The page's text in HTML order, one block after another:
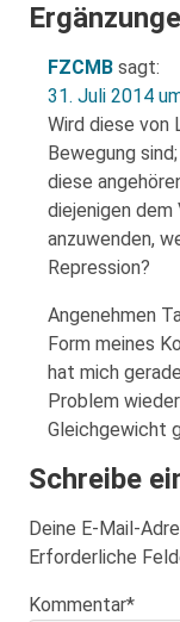
FZCMB sagt:
31. Juli 2014
Wird diese von
Bewegung
diese
diejenigen
anzuwenden,
Repression?
Angenehmen
Form meines
hat mich
Problem
Gleichgewicht
Schreibe
Deine E-Mail-
Erforderliche
Kommentar*